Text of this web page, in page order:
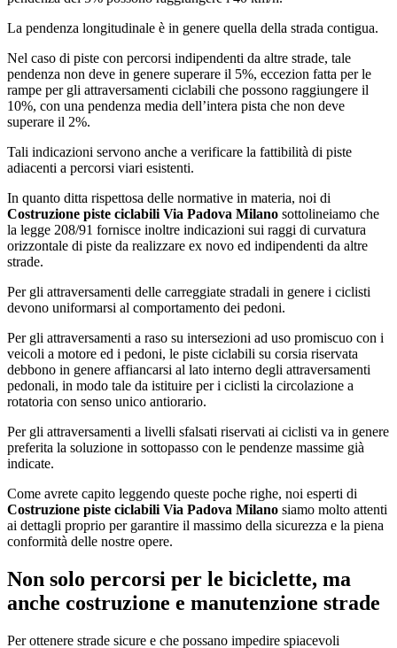
La pendenza longitudinale è in genere quella della strada contigua.
Nel caso di piste con percorsi indipendenti da altre strade, tale
pendenza non deve in genere superare il 5%, eccezion fatta per le
rampe per gli attraversamenti ciclabili che possono raggiungere il
10%, con una pendenza media dell’intera pista che non deve
superare il 2%.
Tali indicazioni servono anche a verificare la fattibilità di piste
adiacenti a percorsi viari esistenti.
In quanto ditta rispettosa delle normative in materia, noi di
Costruzione piste ciclabili Via Padova Milano sottolineiamo che
la legge 208/91 fornisce inoltre indicazioni sui raggi di curvatura
orizzontale di piste da realizzare ex novo ed indipendenti da altre
strade.
Per gli attraversamenti delle carreggiate stradali in genere i ciclisti
devono uniformarsi al comportamento dei pedoni.
Per gli attraversamenti a raso su intersezioni ad uso promiscuo con i
veicoli a motore ed i pedoni, le piste ciclabili su corsia riservata
debbono in genere affiancarsi al lato interno degli attraversamenti
pedonali, in modo tale da istituire per i ciclisti la circolazione a
rotatoria con senso unico antiorario.
Per gli attraversamenti a livelli sfalsati riservati ai ciclisti va in genere
preferita la soluzione in sottopasso con le pendenze massime già
indicate.
Come avrete capito leggendo queste poche righe, noi esperti di
Costruzione piste ciclabili Via Padova Milano siamo molto attenti
ai dettagli proprio per garantire il massimo della sicurezza e la piena
conformità delle nostre opere.
Non solo percorsi per le biciclette, ma
anche costruzione e manutenzione strade
Per ottenere strade sicure e che possano impedire spiacevoli